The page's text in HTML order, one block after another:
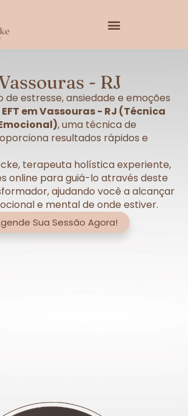
- RJ
de estresse, ansiedade e emoções
EFT em Vassouras - RJ (Técnica
, uma técnica de
resultados rápidos e
terapeuta holística experiente,
online para guiá-lo através deste
ajudando você a alcançar
e mental de onde estiver.
Sua Sessão Agora!